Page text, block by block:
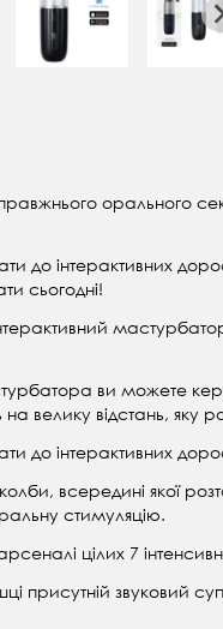
орального
до інтерактивних
сьогодні!
ви можете
на велику відстань,
до інтерактивних
колби, всередині якої
стимуляцію.
цілих 7
присутній звуковий